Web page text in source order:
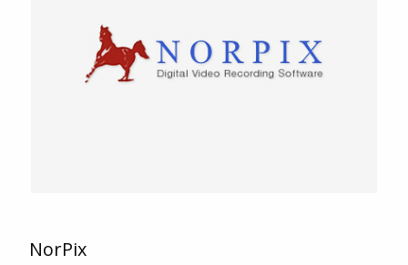
NorPix